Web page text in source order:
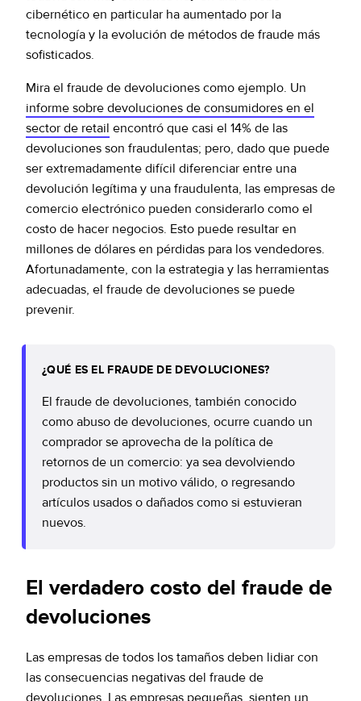
cibernético en particular ha aumentado por la
tecnología y la evolución de métodos de fraude más
sofisticados.
Mira el fraude de devoluciones como ejemplo. Un
informe sobre devoluciones de consumidores en el
sector de retail encontró que casi el 14% de las
devoluciones son fraudulentas; pero, dado que puede
ser extremadamente difícil diferenciar entre una
devolución legítima y una fraudulenta, las empresas de
comercio electrónico pueden considerarlo como el
costo de hacer negocios. Esto puede resultar en
millones de dólares en pérdidas para los vendedores.
Afortunadamente, con la estrategia y las herramientas
adecuadas, el fraude de devoluciones se puede
prevenir.
¿QUÉ ES EL FRAUDE DE DEVOLUCIONES?
El fraude de devoluciones, también conocido
como abuso de devoluciones, ocurre cuando un
comprador se aprovecha de la política de
retornos de un comercio: ya sea devolviendo
productos sin un motivo válido, o regresando
artículos usados o dañados como si estuvieran
nuevos.
El verdadero costo del fraude de
devoluciones
Las empresas de todos los tamaños deben lidiar con
las consecuencias negativas del fraude de
devoluciones. Las empresas pequeñas, sienten un